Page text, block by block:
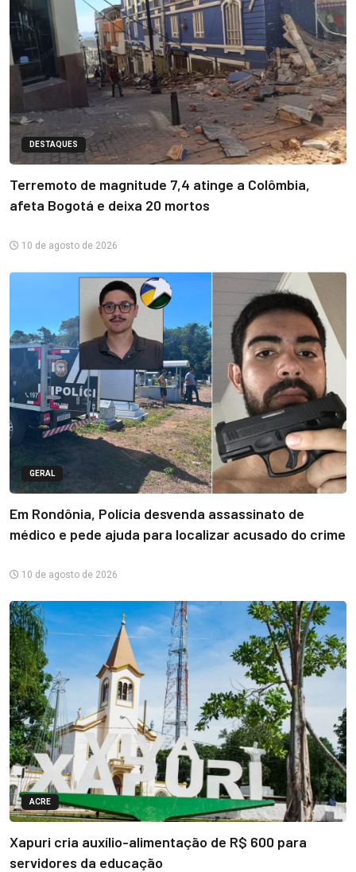
DESTAQUES
Terremoto de magnitude 7,4 atinge a Colômbia,
afeta Bogotá e deixa 20 mortos
10 de agosto de 2026
GERAL
Em Rondônia, Polícia desvenda assassinato de
médico e pede ajuda para localizar acusado do crime
10 de agosto de 2026
ACRE
Xapuri cria auxílio-alimentação de R$ 600 para
servidores da educação